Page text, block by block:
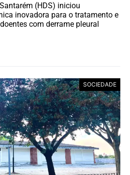
(HDS) iniciou
inovadora para o tratamento e
com derrame pleural
SOCIEDADE